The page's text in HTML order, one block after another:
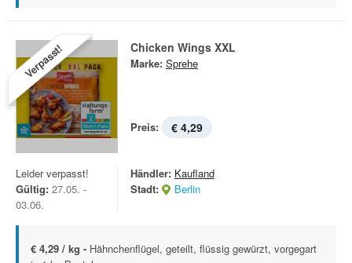
Verpasst! Chicken Wings XXL
Marke: Sprehe
Preis: € 4,29
Leider verpasst!
Gültig: 27.05. -
03.06.
Händler: Kaufland
Stadt:
Berlin
€ 4,29 / kg - Hähnchenflügel, geteilt, flüssig gewürzt, vorgegart